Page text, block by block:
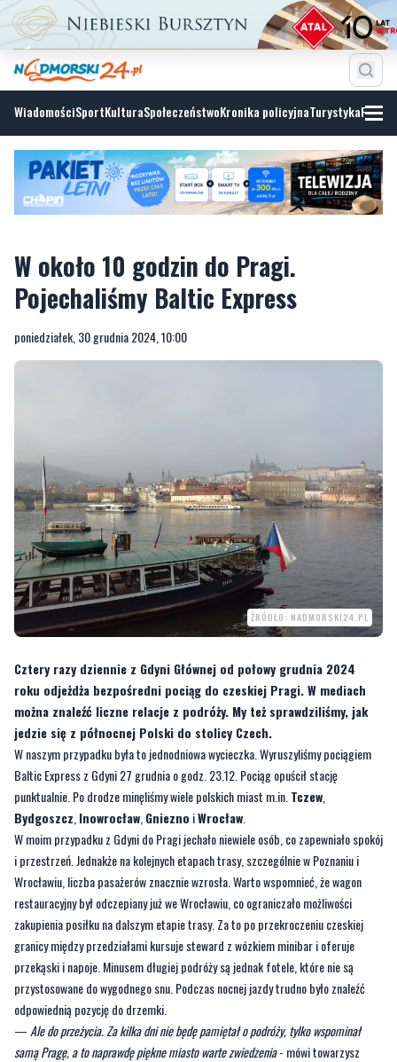
WiadomościSportKulturaSpołeczeństwoKronika policyjnaTurystyka
W około 10 godzin do Pragi.
Pojechaliśmy Baltic Express
poniedziałek, 30 grudnia 2024, 10:00
ŹRÓDŁO: NADMORSKI24.PL
Cztery razy dziennie z Gdyni Głównej od połowy grudnia 2024
roku odjeżdża bezpośredni pociąg do czeskiej Pragi. W mediach
można znaleźć liczne relacje z podróży. My też sprawdziliśmy, jak
jedzie się z północnej Polski do stolicy Czech.
W naszym przypadku była to jednodniowa wycieczka. Wyruszyliśmy pociągiem
Baltic Express z Gdyni 27 grudnia o godz. 23.12. Pociąg opuścił stację
punktualnie. Po drodze minęliśmy wiele polskich miast m.in. Tczew
Bydgoszcz Inowrocław Gniezno iWrocław
W moim przypadku z Gdyni do Pragi jechało niewiele osób, co zapewniało spokój
i przestrzeń. Jednakże na kolejnych etapach trasy, szczególnie w Poznaniu i
Wrocławiu, liczba pasażerów znacznie wzrosła. Warto wspomnieć, że wagon
restauracyjny był odczepiany już we Wrocławiu, co ograniczało możliwości
zakupienia posiłku na dalszym etapie trasy. Za to po przekroczeniu czeskiej
granicy między przedziałami kursuje steward z wózkiem minibar i oferuje
przekąski i napoje. Minusem długiej podróży są jednak fotele, które nie są
przystosowane do wygodnego snu. Podczas nocnej jazdy trudno było znaleźć
odpowiednią pozycję do drzemki.
— Ale do przeżycia. Za kilka dni nie będę pamiętał o podróży, tylko wspominał
samą Pragę, a to naprawdę piękne miasto warte zwiedzenia- mówi towarzysz